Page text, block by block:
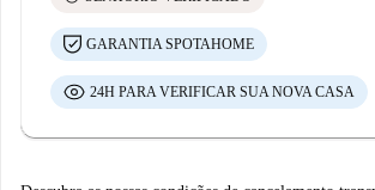
contato diretamente com a equipe.
Será necessário um depósito caução para a sua
reembolsado no seu cartão de crédito se a
GARANTIA SPOTAHOME
24H PARA VERIFICAR SUA NOVA CASA